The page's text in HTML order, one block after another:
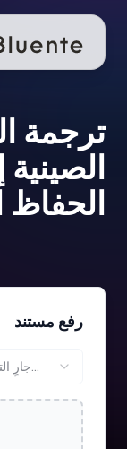
ترجمة
الصينية
الحفاظ
رفع مستند
جارٍ التحميل...